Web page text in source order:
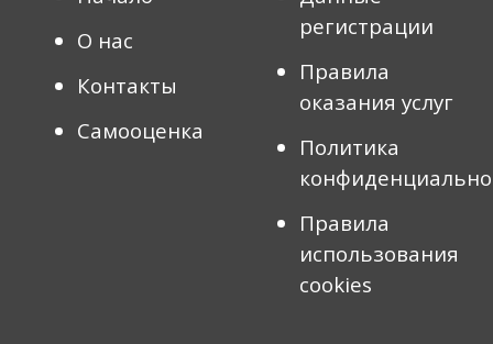
О нас
Контакты
Самооценка
регистрации
Правила
оказания услуг
Политика
Правила
использования
cookies